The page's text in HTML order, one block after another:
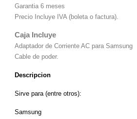
Garantia 6 meses
Precio Incluye IVA (boleta o factura).
Caja Incluye
Adaptador de Corriente AC para Samsung
Cable de poder.
Descripcion
Sirve para (entre otros):
Samsung